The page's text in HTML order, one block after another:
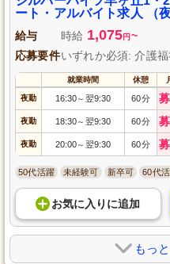
ート・アルバイト求人 （
給与 時給 1,075円 ~
応募要件いずれか必須: 介護
就業時間 休憩
夜勤 16:30～ 翌9:30 60分
夜勤 18:30～ 翌9:30 60分
夜勤 20:00～ 翌9:30 60分
50代活躍 未経験可 新卒可 60代
お気に入り に追加
もっ